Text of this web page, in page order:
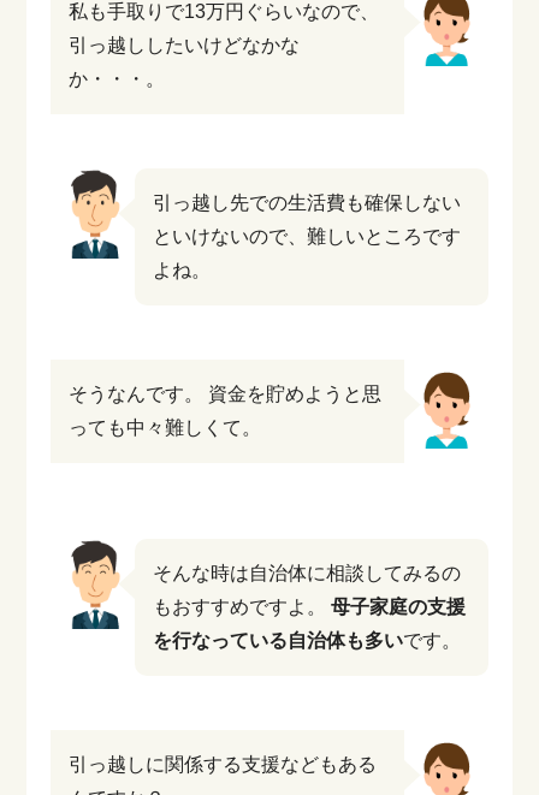
私も手取りで13万円ぐらいなので、
引っ越ししたいけどなかな
か・・・。
引っ越し先での生活費も確保しない
といけないので、難しいところです
よね。
そうなんです。
資金を貯めようと思
っても中々難しくて。
そんな時は自治体に相談してみるの
もおすすめですよ。
母子家庭の支援
を行なっている自治体も多いです。
引っ越しに関係する支援などもある